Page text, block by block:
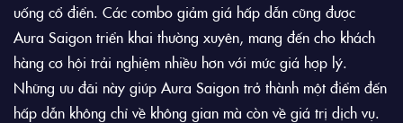
uống cổ điển. Các combo giảm giá hấp dẫn cũng được
Aura Saigon triển khai thường xuyên, mang đến cho khách
hàng cơ hội trải nghiệm nhiều hơn với mức giá hợp lý.
Những ưu đãi này giúp Aura Saigon trở thành một điểm đến
hấp dẫn không chỉ về không gian mà còn về giá trị dịch vụ.